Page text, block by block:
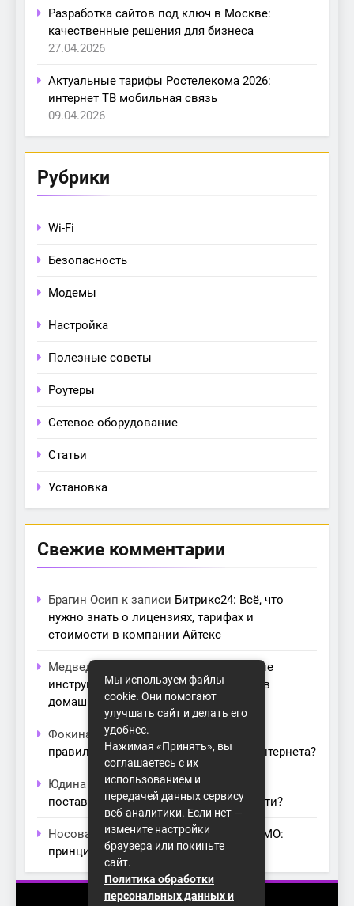
Разработка сайтов под ключ в Москве:
качественные решения для бизнеса
27.04.2026
Актуальные тарифы Ростелекома 2026:
интернет ТВ мобильная связь
09.04.2026
Рубрики
Wi-Fi
Безопасность
Модемы
Настройка
Полезные советы
Роутеры
Сетевое оборудование
Статьи
Установка
Свежие комментарии
Брагин Осип к записи Битрикс24: Всё, что
нужно знать о лицензиях, тарифах и
стоимости в компании Айтекс
Медведева Амалия
Основные
инструменты для создания серверов в
домашних условиях
Фокина Невак записи
правильный модем для домашнего интернета?
Юдина Ивонак записиПроблемы с
поставщиками интернета: как их обойти?
Носова Агатак записиТехнология MIMO:
принципы работы и её преимущества
Мы используем файлы
cookie. Они помогают
улучшать сайт и делать его
удобнее.
Нажимая «Принять», вы
соглашаетесь с их
использованием и
передачей данных сервису
веб-аналитики. Если нет —
измените настройки
браузера или покиньте
сайт.
Политика обработки
персональных данных и